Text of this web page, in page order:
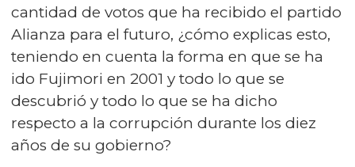
cantidad de votos que ha recibido el partido
Alianza para el futuro, ¿cómo explicas esto,
teniendo en cuenta la forma en que se ha
ido Fujimori en 2001 y todo lo que se
descubrió y todo lo que se ha dicho
respecto a la corrupción durante los diez
años de su gobierno?